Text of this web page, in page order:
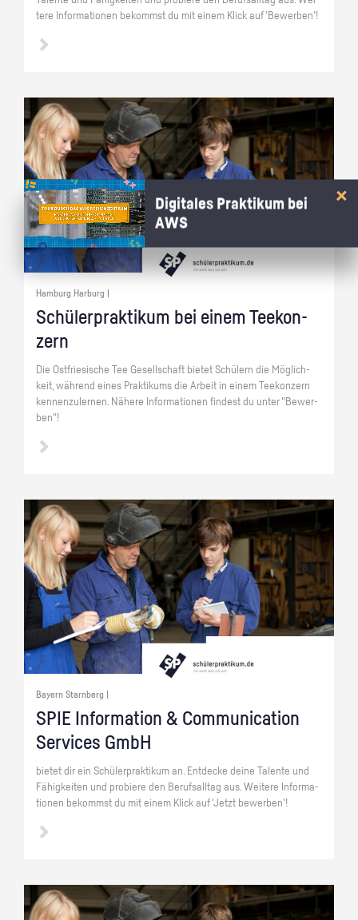
te­re In­for­ma­tio­nen be­kommst du mit einem Klick auf 'Be­wer­ben'!
Hamburg Harburg |
Schü­ler­prak­ti­kum bei einem Tee­kon­
zern
Die Ost­frie­si­sche Tee Ge­sell­schaft bie­tet Schü­lern die Mög­lich­
keit, wäh­rend eines Prak­ti­kums die Ar­beit in einem Tee­kon­zern
ken­nen­zu­ler­nen. Nä­he­re In­for­ma­tio­nen fin­dest du unter "Be­wer­
ben"!
Bayern Starnberg |
SPIE In­for­ma­ti­on & Com­mu­ni­ca­ti­on
Ser­vices GmbH
bie­tet dir ein Schü­ler­prak­ti­kum an. Ent­de­cke deine Ta­len­te und
Fä­hig­kei­ten und pro­bie­re den Be­rufs­all­tag aus. Wei­te­re In­for­ma­
tio­nen be­kommst du mit einem Klick auf 'Jetzt be­wer­ben'!
Digitales Praktikum bei
AWS